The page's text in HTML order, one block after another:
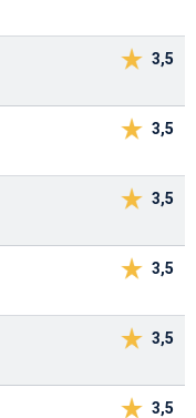
3,5
3,5
3,5
3,5
3,5
3,5